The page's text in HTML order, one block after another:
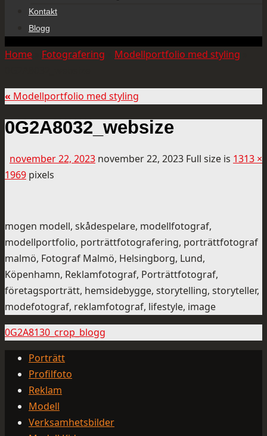
Kontakt
Blogg
Home Fotografering Modellportfolio med styling
« Modellportfolio med styling
0G2A8032_websize
november 22, 2023 november 22, 2023 Full size is 1313 ×
1969 pixels
mogen modell, skådespelare, modellfotograf,
modellportfolio, porträttfotografering, porträttfotograf
malmö, Fotograf Malmö, Helsingborg, Lund,
Köpenhamn, Reklamfotograf, Porträttfotograf,
företagsporträtt, hemsidebygge, storytelling, storyteller,
modefotograf, reklamfotograf, lifestyle, image
0G2A8130_crop_blogg
Porträtt
Profilfoto
Reklam
Modell
Verksamhetsbilder